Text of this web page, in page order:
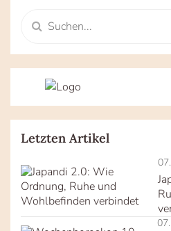
Letzten Artikel